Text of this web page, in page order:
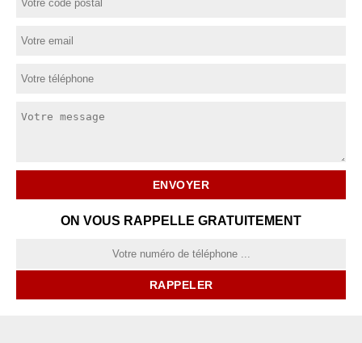
ON VOUS RAPPELLE GRATUITEMENT